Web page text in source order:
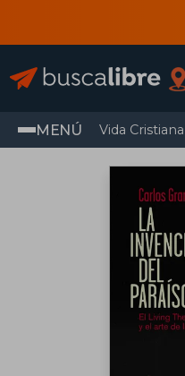
MENÚ Vida Cristiana